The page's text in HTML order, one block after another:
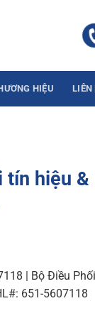
HIỆU LIÊN
tín hiệu
| Bộ Điều
651-5607118